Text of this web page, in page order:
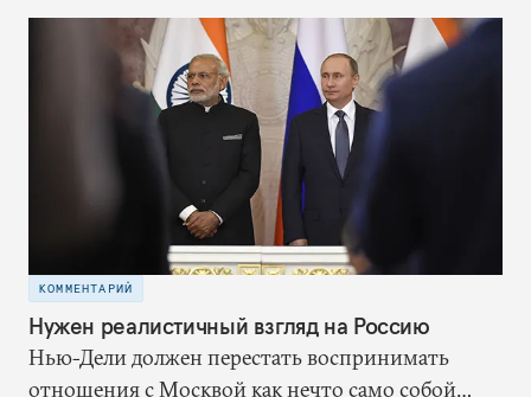
КОММЕНТАРИЙ
Нужен реалистичный взгляд на Россию
Нью-Дели должен перестать воспринимать
отношения с Москвой как нечто само собой